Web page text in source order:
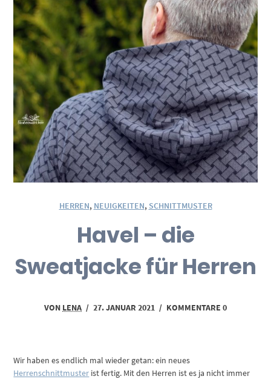
HERREN, NEUIGKEITEN, SCHNITTMUSTER
Havel – die
Sweatjacke für Herren
VON LENA / 27. JANUAR 2021 / KOMMENTARE 0
Wir haben es endlich mal wieder getan: ein neues
Herrenschnittmuster ist fertig. Mit den Herren ist es ja nicht immer